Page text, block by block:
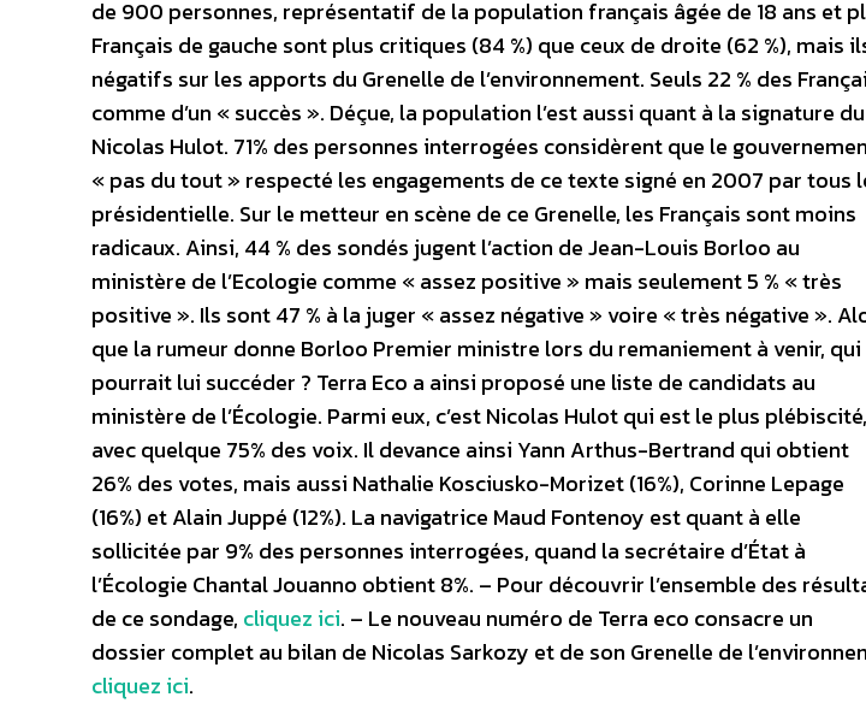
de 900 personnes, représentatif de la population français âgée de 18 ans et
Français de gauche sont plus critiques (84 %) que ceux de droite (62 %), mais
négatifs sur les apports du Grenelle de l’environnement. Seuls 22 % des
comme d’un « succès ». Déçue, la population l’est aussi quant à la signature
Nicolas Hulot. 71% des personnes interrogées considèrent que le
« pas du tout » respecté les engagements de ce texte signé en 2007 par tous
présidentielle. Sur le metteur en scène de ce Grenelle, les Français sont moins
radicaux. Ainsi, 44 % des sondés jugent l’action de Jean-Louis Borloo au
ministère de l’Ecologie comme « assez positive » mais seulement 5 % « très
positive ». Ils sont 47 % à la juger « assez négative » voire « très négative ».
que la rumeur donne Borloo Premier ministre lors du remaniement à venir, qui
pourrait lui succéder ? Terra Eco a ainsi proposé une liste de candidats au
ministère de l’Écologie. Parmi eux, c’est Nicolas Hulot qui est le plus plébiscité,
avec quelque 75% des voix. Il devance ainsi Yann Arthus-Bertrand qui obtient
26% des votes, mais aussi Nathalie Kosciusko-Morizet (16%), Corinne Lepage
(16%) et Alain Juppé (12%). La navigatrice Maud Fontenoy est quant à elle
sollicitée par 9% des personnes interrogées, quand la secrétaire d’État à
l’Écologie Chantal Jouanno obtient 8%. – Pour découvrir l’ensemble des
de ce sondage, cliquez ici. – Le nouveau numéro de Terra eco consacre un
dossier complet au bilan de Nicolas Sarkozy et de son Grenelle de
cliquez ici.